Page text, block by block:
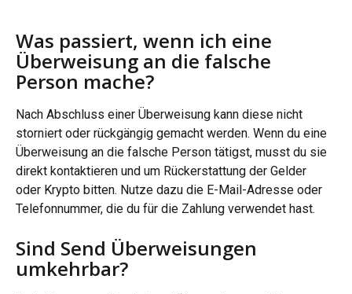
Was passiert, wenn ich eine
Überweisung an die falsche
Person mache?
Nach Abschluss einer Überweisung kann diese nicht
storniert oder rückgängig gemacht werden. Wenn du eine
Überweisung an die falsche Person tätigst, musst du sie
direkt kontaktieren und um Rückerstattung der Gelder
oder Krypto bitten. Nutze dazu die E-Mail-Adresse oder
Telefonnummer, die du für die Zahlung verwendet hast.
Sind Send Überweisungen
umkehrbar?